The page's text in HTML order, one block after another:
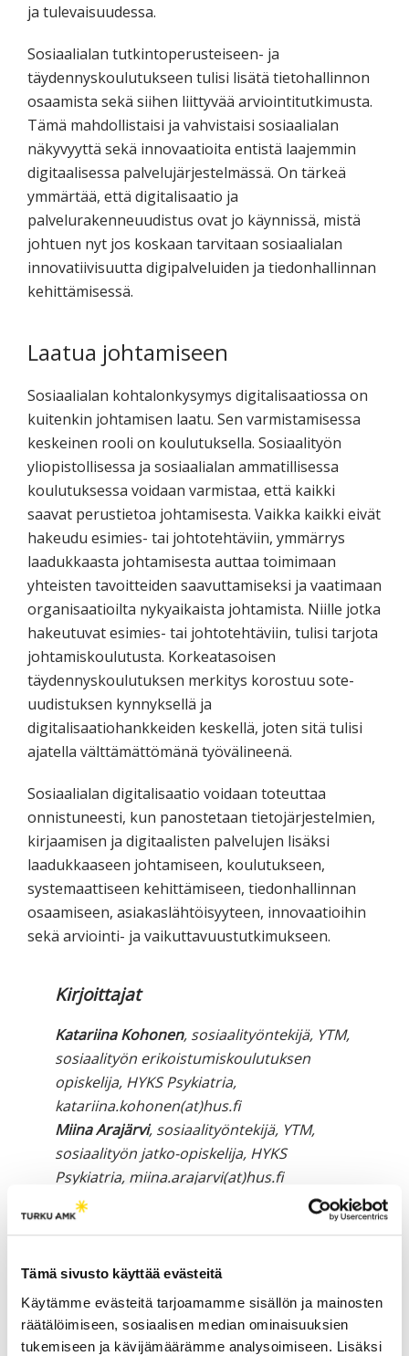
Tämä sivusto käyttää evästeitä
Käytämme evästeitä tarjoamamme sisällön ja mainosten
räätälöimiseen, sosiaalisen median ominaisuuksien
tukemiseen ja kävijämäärämme analysoimiseen. Lisäksi
ja tulevaisuudessa.
Sosiaalialan tutkintoperusteiseen- ja
täydennyskoulutukseen tulisi lisätä tietohallinnon
osaamista sekä siihen liittyvää arviointitutkimusta.
Tämä mahdollistaisi ja vahvistaisi sosiaalialan
näkyvyyttä sekä innovaatioita entistä laajemmin
digitaalisessa palvelujärjestelmässä. On tärkeä
ymmärtää, että digitalisaatio ja
palvelurakenneuudistus ovat jo käynnissä, mistä
johtuen nyt jos koskaan tarvitaan sosiaalialan
innovatiivisuutta digipalveluiden ja tiedonhallinnan
kehittämisessä.
Laatua johtamiseen
Sosiaalialan kohtalonkysymys digitalisaatiossa on
kuitenkin johtamisen laatu. Sen varmistamisessa
keskeinen rooli on koulutuksella. Sosiaalityön
yliopistollisessa ja sosiaalialan ammatillisessa
koulutuksessa voidaan varmistaa, että kaikki
saavat perustietoa johtamisesta. Vaikka kaikki eivät
hakeudu esimies- tai johtotehtäviin, ymmärrys
laadukkaasta johtamisesta auttaa toimimaan
yhteisten tavoitteiden saavuttamiseksi ja vaatimaan
organisaatioilta nykyaikaista johtamista. Niille jotka
hakeutuvat esimies- tai johtotehtäviin, tulisi tarjota
johtamiskoulutusta. Korkeatasoisen
täydennyskoulutuksen merkitys korostuu sote-
uudistuksen kynnyksellä ja
digitalisaatiohankkeiden keskellä, joten sitä tulisi
ajatella välttämättömänä työvälineenä.
Sosiaalialan digitalisaatio voidaan toteuttaa
onnistuneesti, kun panostetaan tietojärjestelmien,
kirjaamisen ja digitaalisten palvelujen lisäksi
laadukkaaseen johtamiseen, koulutukseen,
systemaattiseen kehittämiseen, tiedonhallinnan
osaamiseen, asiakaslähtöisyyteen, innovaatioihin
sekä arviointi- ja vaikuttavuustutkimukseen.
Kirjoittajat
Katariina Kohonen, sosiaalityöntekijä, YTM,
sosiaalityön erikoistumiskoulutuksen
opiskelija, HYKS Psykiatria,
katariina.kohonen(at)hus.fi
Miina Arajärvi, sosiaalityöntekijä, YTM,
sosiaalityön jatko-opiskelija, HYKS
Psykiatria, miina.arajarvi(at)hus.fi
[vc_tta_accordion active_section=”0″ no_fill=”true”
tab_id=”1458134585005-b3f22396-5506″]
Apotti. Haettu 29.1.2017. http://www.apotti.fi/